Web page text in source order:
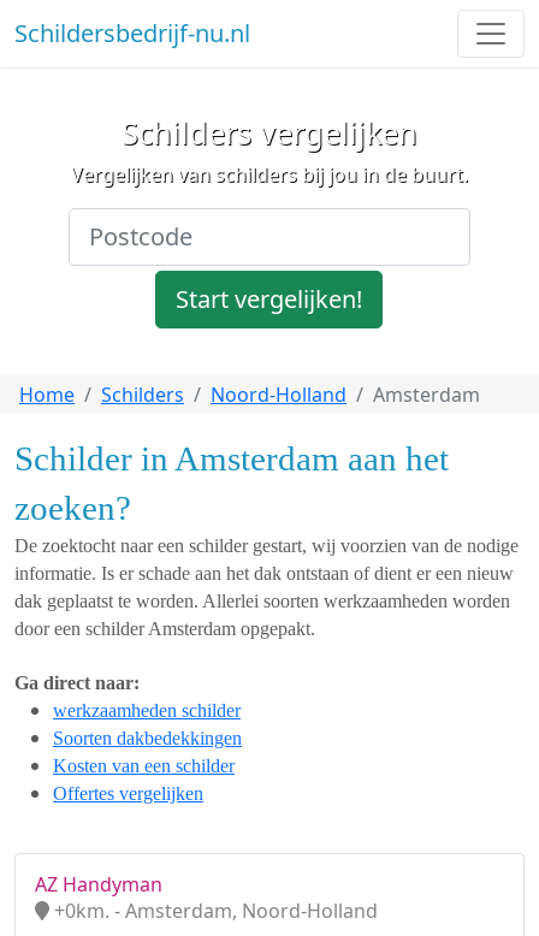
Schildersbedrijf-nu.nl
Schilders vergelijken
Vergelijken van schilders bij jou in de buurt.
Start vergelijken!
Home Schilders Noord-Holland Amsterdam
Schilder in Amsterdam aan het
zoeken?
De zoektocht naar een schilder gestart, wij voorzien van de nodige
informatie. Is er schade aan het dak ontstaan of dient er een nieuw
dak geplaatst te worden. Allerlei soorten werkzaamheden worden
door een schilder Amsterdam opgepakt.
Ga direct naar:
werkzaamheden schilder
Soorten dakbedekkingen
Kosten van een schilder
Offertes vergelijken
AZ Handyman
+0km. - Amsterdam, Noord-Holland